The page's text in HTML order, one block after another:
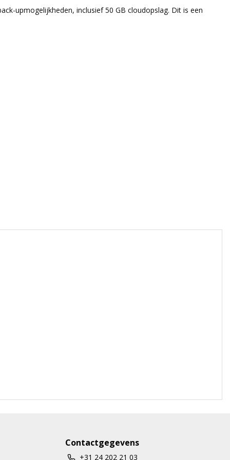
upmogelijkheden, inclusief 50 GB cloudopslag. Dit is een
Contactgegevens
+31 24 202 21 03